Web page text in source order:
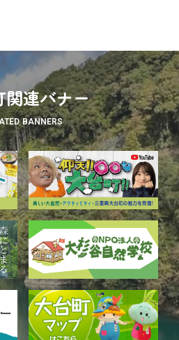
関連バナー
BANNERS